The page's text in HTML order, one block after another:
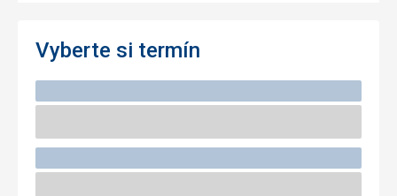
Vyberte si termín